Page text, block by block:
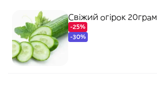
Свіжий огірок 20грам
-25%
-30%